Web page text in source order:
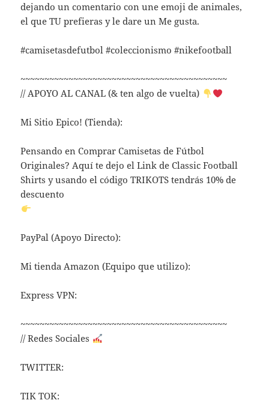
dejando un comentario con une emoji de animales,
el que TU prefieras y le dare un Me gusta.
#camisetasdefutbol #coleccionismo #nikefootball
~~~~~~~~~~~~~~~~~~~~~~~~~~~~~~~~~~~~~~~~~~~
// APOYO AL CANAL (& ten algo de vuelta)
Mi Sitio Epico! (Tienda):
Pensando en Comprar Camisetas de Fútbol
Originales? Aquí te dejo el Link de Classic Football
Shirts y usando el código TRIKOTS tendrás 10% de
descuento
PayPal (Apoyo Directo):
Mi tienda Amazon (Equipo que utilizo):
Express VPN:
~~~~~~~~~~~~~~~~~~~~~~~~~~~~~~~~~~~~~~~~~~~
// Redes Sociales
TWITTER:
TIK TOK: